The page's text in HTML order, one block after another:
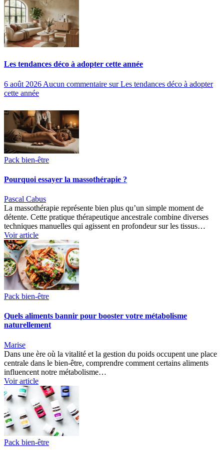
Les tendances déco à adopter cette année
6 août 2026 Aucun commentaire sur Les tendances déco à adopter
cette année
Pack bien-être
Pourquoi essayer la massothérapie ?
Pascal Cabus
La massothérapie représente bien plus qu’un simple moment de
détente. Cette pratique thérapeutique ancestrale combine diverses
techniques manuelles qui agissent en profondeur sur les tissus…
Voir article
Pack bien-être
Quels aliments bannir pour booster votre métabolisme
naturellement
Marise
Dans une ère où la vitalité et la gestion du poids occupent une place
centrale dans le bien-être, comprendre comment certains aliments
influencent notre métabolisme…
Voir article
Pack bien-être